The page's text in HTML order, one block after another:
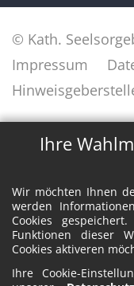
Ihre
Wir möchten Ihnen
werden
Cookies
Funktionen dieser
Cookies aktiveren
Ihre Cookie-
© Kath.
Impressum